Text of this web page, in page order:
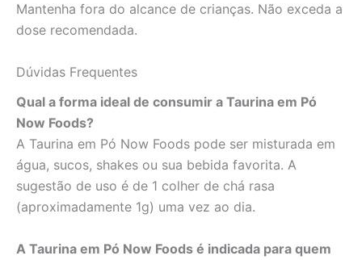
Mantenha fora do alcance de crianças. Não exceda a
dose recomendada.
Dúvidas Frequentes
Qual a forma ideal de consumir a Taurina em Pó
Now Foods?
A Taurina em Pó Now Foods pode ser misturada em
água, sucos, shakes ou sua bebida favorita. A
sugestão de uso é de 1 colher de chá rasa
(aproximadamente 1g) uma vez ao dia.
A Taurina em Pó Now Foods é indicada para quem